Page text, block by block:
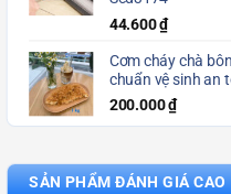
44.600₫
Cơm cháy chà
chuẩn vệ sinh an
200.000₫
SẢN PHẨM ĐÁNH GIÁ CAO